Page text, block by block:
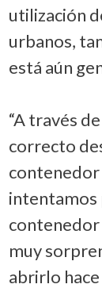
utilización
urbanos,
está aún
“A través
correcto
contenedor
intentamos
contenedor
muy
abrirlo